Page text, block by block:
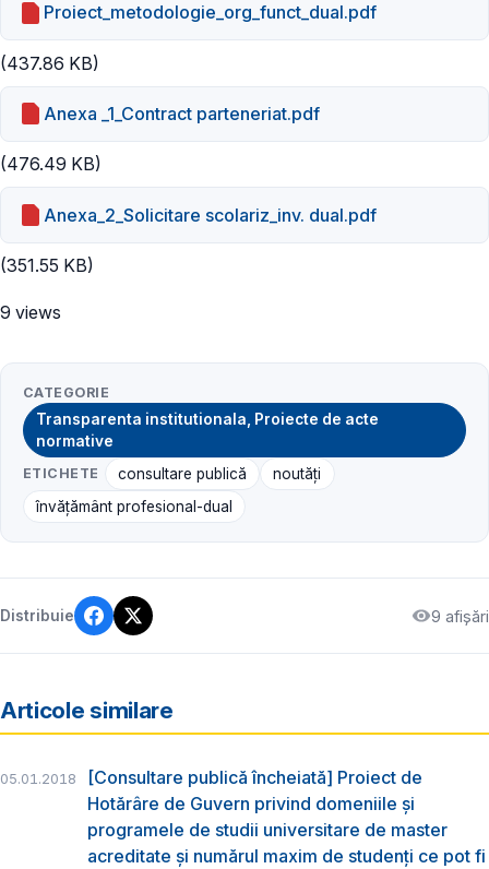
Proiect_metodologie_org_funct_dual.pdf
(437.86 KB)
Anexa _1_Contract parteneriat.pdf
(476.49 KB)
Anexa_2_Solicitare scolariz_inv. dual.pdf
(351.55 KB)
9 views
CATEGORIE
Transparenta institutionala, Proiecte de acte
normative
ETICHETE consultare publică
noutăți
învățământ profesional-dual
Distribuie 9 afișări
Articole similare
05.01.2018
[Consultare publică încheiată] Proiect de
Hotărâre de Guvern privind domeniile şi
programele de studii universitare de master
acreditate şi numărul maxim de studenţi ce pot fi